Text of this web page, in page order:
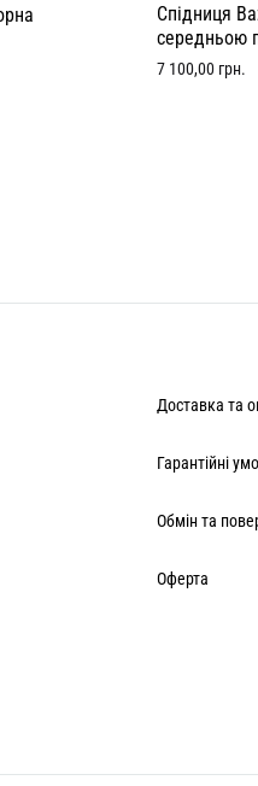
Спідниця
середньою
7 100,00 грн.
Доставка та
Гарантійні
Обмін та
Оферта